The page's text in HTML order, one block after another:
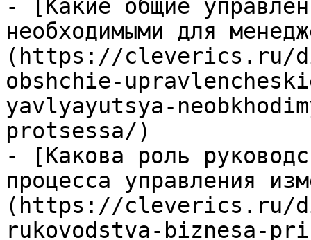
- [Какие общие
необходимыми для
(https://cleverics.ru/
obshchie-
yavlyayutsya-
protsessa/)
- [Какова роль
процесса управления
(https://cleverics.ru/
rukovodstva-biznesa-